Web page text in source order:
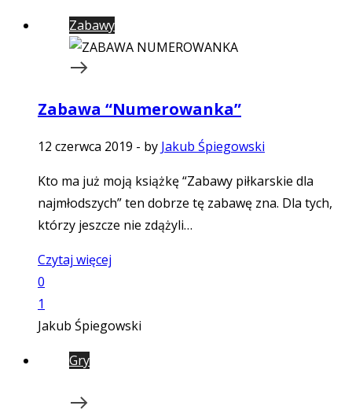
Zabawy
Zabawa “Numerowanka”
12 czerwca 2019 - by Jakub Śpiegowski
Kto ma już moją książkę “Zabawy piłkarskie dla
najmłodszych” ten dobrze tę zabawę zna. Dla tych,
którzy jeszcze nie zdążyli…
Czytaj więcej
0
1
Jakub Śpiegowski
Gry